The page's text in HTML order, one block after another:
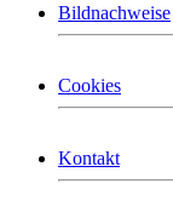
Bildnachweise
Cookies
Kontakt